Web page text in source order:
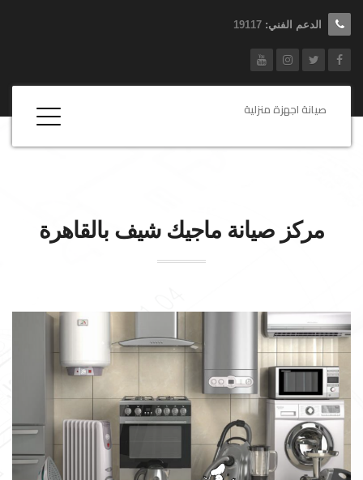
الدعم الفني: 19117
صيانة اجهزة منزلية
مركز صيانة ماجيك شيف بالقاهرة